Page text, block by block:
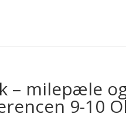
– milepæle
9-10